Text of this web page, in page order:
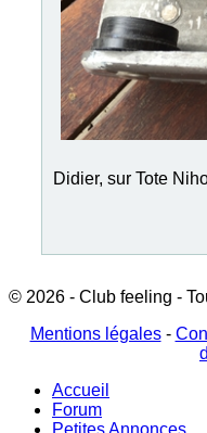
Didier, sur Tote
© 2026 - Club feeling -
Mentions légales-
Accueil
Forum
Petites Annonces